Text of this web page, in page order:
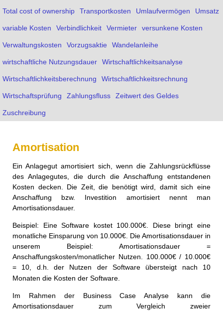
Total cost of ownership Transportkosten Umlaufvermögen Umsatz
variable Kosten Verbindlichkeit Vermieter versunkene Kosten
Verwaltungskosten Vorzugsaktie Wandelanleihe
wirtschaftliche Nutzungsdauer Wirtschaftlichkeitsanalyse
Wirtschaftlichkeitsberechnung Wirtschaftlichkeitsrechnung
Wirtschaftsprüfung Zahlungsfluss Zeitwert des Geldes
Zuschreibung
Amortisation
Ein Anlagegut amortisiert sich, wenn die Zahlungsrückflüsse
des Anlagegutes, die durch die Anschaffung entstandenen
Kosten decken. Die Zeit, die benötigt wird, damit sich eine
Anschaffung bzw. Investition amortisiert nennt man
Amortisationsdauer.
Beispiel: Eine Software kostet 100.000€. Diese bringt eine
monatliche Einsparung von 10.000€. Die Amortisationsdauer in
unserem Beispiel: Amortisationsdauer =
Anschaffungskosten/monatlicher Nutzen. 100.000€ / 10.000€
= 10, d.h. der Nutzen der Software übersteigt nach 10
Monaten die Kosten der Software.
Im Rahmen der Business Case Analyse kann die
Amortisationsdauer zum Vergleich zweier